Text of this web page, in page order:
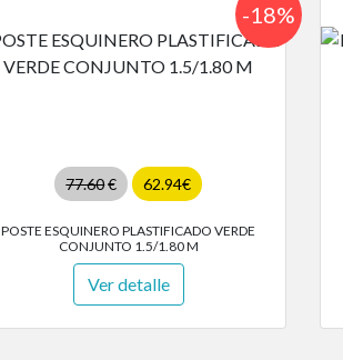
77.60€ 62.94€
-18%
POSTE ESQUINERO PLASTIFICADO VERDE
CONJUNTO 1.5/1.80 M
Ver detalle